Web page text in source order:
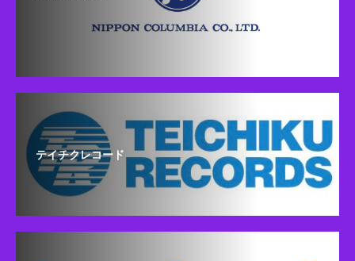
テイチクレコード